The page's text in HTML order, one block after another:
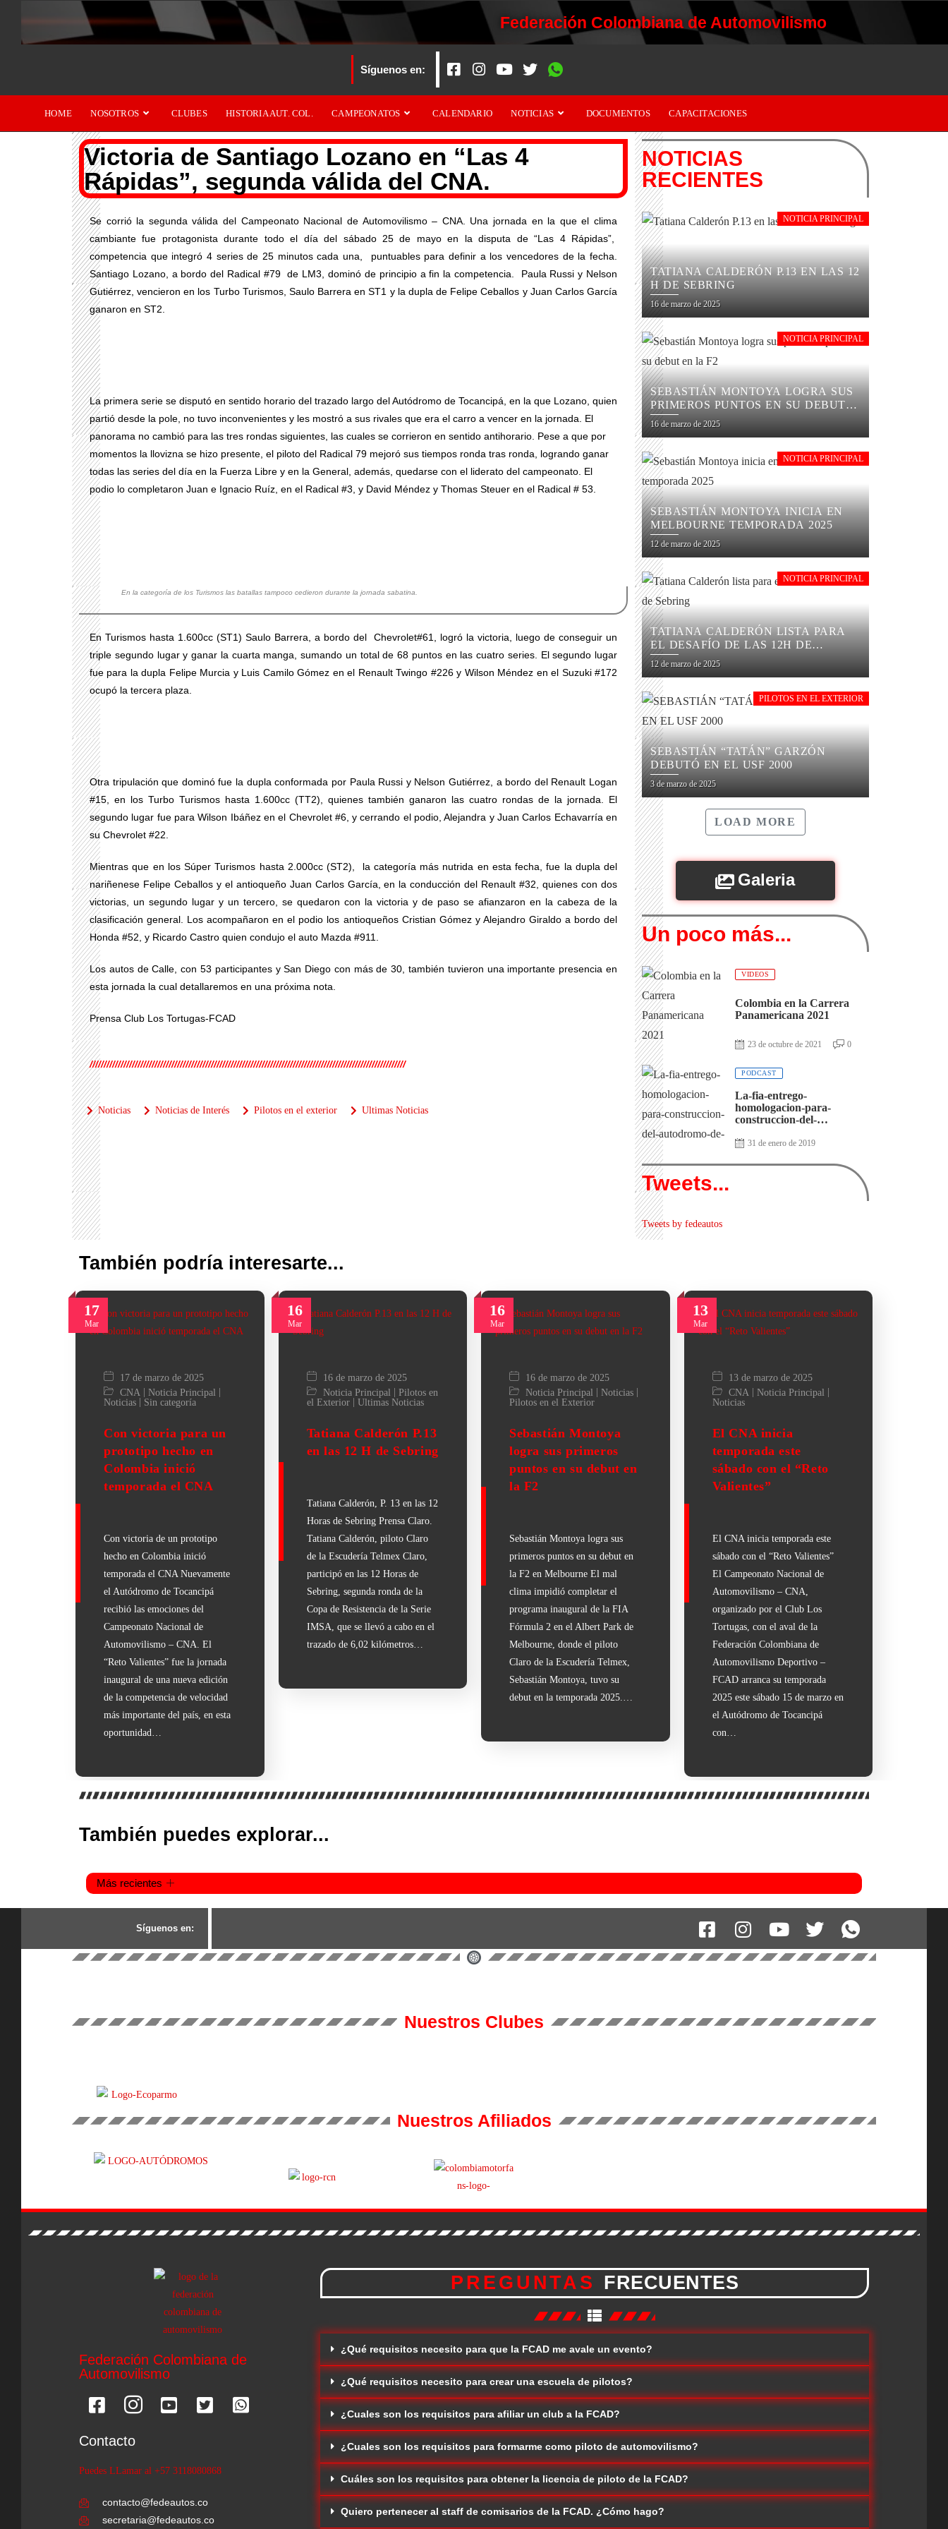
Federación Colombiana de Automovilismo
Síguenos en:
HOME NOSOTROS CLUBES HISTORIA AUT. COL. CAMPEONATOS CALENDARIO NOTICIAS DOCUMENTOS CAPACITACIONES
Victoria de Santiago Lozano en “Las 4
Rápidas”, segunda válida del CNA.
Se corrió la segunda válida del Campeonato Nacional de Automovilismo – CNA. Una jornada en la que el clima
cambiante fue protagonista durante todo el día del sábado 25 de mayo en la disputa de “Las 4 Rápidas”,
competencia que integró 4 series de 25 minutos cada una, puntuables para definir a los vencedores de la fecha.
Santiago Lozano, a bordo del Radical #79 de LM3, dominó de principio a fin la competencia. Paula Russi y Nelson
Gutiérrez, vencieron en los Turbo Turismos, Saulo Barrera en ST1 y la dupla de Felipe Ceballos y Juan Carlos García
ganaron en ST2.
La primera serie se disputó en sentido horario del trazado largo del Autódromo de Tocancipá, en la que Lozano, quien
partió desde la pole, no tuvo inconvenientes y les mostró a sus rivales que era el carro a vencer en la jornada. El
panorama no cambió para las tres rondas siguientes, las cuales se corrieron en sentido antihorario. Pese a que por
momentos la llovizna se hizo presente, el piloto del Radical 79 mejoró sus tiempos ronda tras ronda, logrando ganar
todas las series del día en la Fuerza Libre y en la General, además, quedarse con el liderato del campeonato. El
podio lo completaron Juan e Ignacio Ruíz, en el Radical #3, y David Méndez y Thomas Steuer en el Radical # 53.
En la categoría de los Turismos las batallas tampoco cedieron durante la jornada sabatina.
En Turismos hasta 1.600cc (ST1) Saulo Barrera, a bordo del Chevrolet#61, logró la victoria, luego de conseguir un
triple segundo lugar y ganar la cuarta manga, sumando un total de 68 puntos en las cuatro series. El segundo lugar
fue para la dupla Felipe Murcia y Luis Camilo Gómez en el Renault Twingo #226 y Wilson Méndez en el Suzuki #172
ocupó la tercera plaza.
Otra tripulación que dominó fue la dupla conformada por Paula Russi y Nelson Gutiérrez, a bordo del Renault Logan
#15, en los Turbo Turismos hasta 1.600cc (TT2), quienes también ganaron las cuatro rondas de la jornada. El
segundo lugar fue para Wilson Ibáñez en el Chevrolet #6, y cerrando el podio, Alejandra y Juan Carlos Echavarría en
su Chevrolet #22.
Mientras que en los Súper Turismos hasta 2.000cc (ST2), la categoría más nutrida en esta fecha, fue la dupla del
nariñenese Felipe Ceballos y el antioqueño Juan Carlos García, en la conducción del Renault #32, quienes con dos
victorias, un segundo lugar y un tercero, se quedaron con la victoria y de paso se afianzaron en la cabeza de la
clasificación general. Los acompañaron en el podio los antioqueños Cristian Gómez y Alejandro Giraldo a bordo del
Honda #52, y Ricardo Castro quien condujo el auto Mazda #911.
Los autos de Calle, con 53 participantes y San Diego con más de 30, también tuvieron una importante presencia en
esta jornada la cual detallaremos en una próxima nota.
Prensa Club Los Tortugas-FCAD
////////////////////////////////////////////////////////////////////////////////////////////////////////////////
Noticias Noticias de Interés Pilotos en el exterior Ultimas Noticias
NOTICIAS
RECIENTES
NOTICIA PRINCIPAL
TATIANA CALDERÓN P.13 EN LAS 12
H DE SEBRING
16 de marzo de 2025
NOTICIA PRINCIPAL
SEBASTIÁN MONTOYA LOGRA SUS
PRIMEROS PUNTOS EN SU DEBUT
EN LA F2
16 de marzo de 2025
NOTICIA PRINCIPAL
SEBASTIÁN MONTOYA INICIA EN
MELBOURNE TEMPORADA 2025
12 de marzo de 2025
NOTICIA PRINCIPAL
TATIANA CALDERÓN LISTA PARA
EL DESAFÍO DE LAS 12H DE
SEBRING
12 de marzo de 2025
PILOTOS EN EL EXTERIOR
SEBASTIÁN “TATÁN” GARZÓN
DEBUTÓ EN EL USF 2000
3 de marzo de 2025
LOAD MORE
Galeria
Un poco más...
VIDEOS
Colombia en la Carrera
Panamericana 2021
23 de octubre de 2021 0
PODCAST
La-fia-entrego-
homologacion-para-
construccion-del-
31 de enero de 2019
Tweets...
Tweets by fedeautos
También podría interesarte...
17
Mar
17 de marzo de 2025
CNA | Noticia Principal |
Noticias
Sin categoría
Con victoria para un
prototipo hecho en
Colombia inició
temporada el CNA
Con victoria de un prototipo
hecho en Colombia inició
temporada el CNA Nuevamente
el Autódromo de Tocancipá
recibió las emociones del
Campeonato Nacional de
Automovilismo – CNA. El
“Reto Valientes” fue la jornada
inaugural de una nueva edición
de la competencia de velocidad
más importante del país, en esta
oportunidad…
16
Mar
16 de marzo de 2025
Noticia Principal | Pilotos en
el Exterior| Ultimas Noticias
Tatiana Calderón P.13
en las 12 H de Sebring
Tatiana Calderón, P. 13 en las 12
Horas de Sebring Prensa Claro.
Tatiana Calderón, piloto Claro
de la Escudería Telmex Claro,
participó en las 12 Horas de
Sebring, segunda ronda de la
Copa de Resistencia de la Serie
IMSA, que se llevó a cabo en el
trazado de 6,02 kilómetros…
16
Mar
16 de marzo de 2025
Noticia Principal | Noticias |
Pilotos en el Exterior
Sebastián Montoya
logra sus primeros
puntos en su debut en
la F2
Sebastián Montoya logra sus
primeros puntos en su debut en
la F2 en Melbourne El mal
clima impidió completar el
programa inaugural de la FIA
Fórmula 2 en el Albert Park de
Melbourne, donde el piloto
Claro de la Escudería Telmex,
Sebastián Montoya, tuvo su
debut en la temporada 2025.…
13
Mar
13 de marzo de 2025
CNA | Noticia Principal |
Noticias
El CNA inicia
temporada este
sábado con el “Reto
Valientes”
El CNA inicia temporada este
sábado con el “Reto Valientes”
El Campeonato Nacional de
Automovilismo – CNA,
organizado por el Club Los
Tortugas, con el aval de la
Federación Colombiana de
Automovilismo Deportivo –
FCAD arranca su temporada
2025 este sábado 15 de marzo en
el Autódromo de Tocancipá
con…
También puedes explorar...
Más recientes
Síguenos en:
Nuestros Clubes
Nuestros Afiliados
Federación Colombiana de
Automovilismo
Contacto
Puedes LLamar al +57 3118080868
contacto@fedeautos.co
secretaria@fedeautos.co
PREGUNTAS FRECUENTES
¿Qué requisitos necesito para que la FCAD me avale un evento?
¿Qué requisitos necesito para crear una escuela de pilotos?
¿Cuales son los requisitos para afiliar un club a la FCAD?
¿Cuales son los requisitos para formarme como piloto de automovilismo?
Cuáles son los requisitos para obtener la licencia de piloto de la FCAD?
Quiero pertenecer al staff de comisarios de la FCAD. ¿Cómo hago?